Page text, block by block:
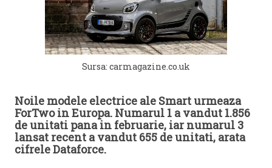
Sursa: carmagazine.co.uk
Noile modele electrice ale Smart urmeaza
ForTwo in Europa. Numarul 1 a vandut 1.856
de unitati pana in februarie, iar numarul 3
lansat recent a vandut 655 de unitati, arata
cifrele Dataforce.